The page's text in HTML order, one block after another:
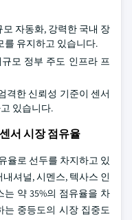
자동화, 강력한 국내 장
를 유지하고 있습니다.
모 정부 주도 인프라 프
격한 신뢰성 기준이 센서
있습니다.
서 시장 점유율
율로 선두를 차지하고 있
셔널, 시멘스, 텍사스 인
는 약 35%의 점유율을 차
는 중등도의 시장 집중도